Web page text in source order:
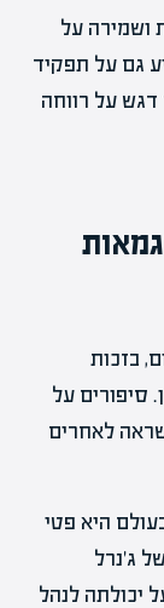
ושמירה על
גם על תפקיד
דגש על רווחה
בזכות
סיפורים על
לאחרים
היא פטי
ג'נרל
יכולתה לנהל